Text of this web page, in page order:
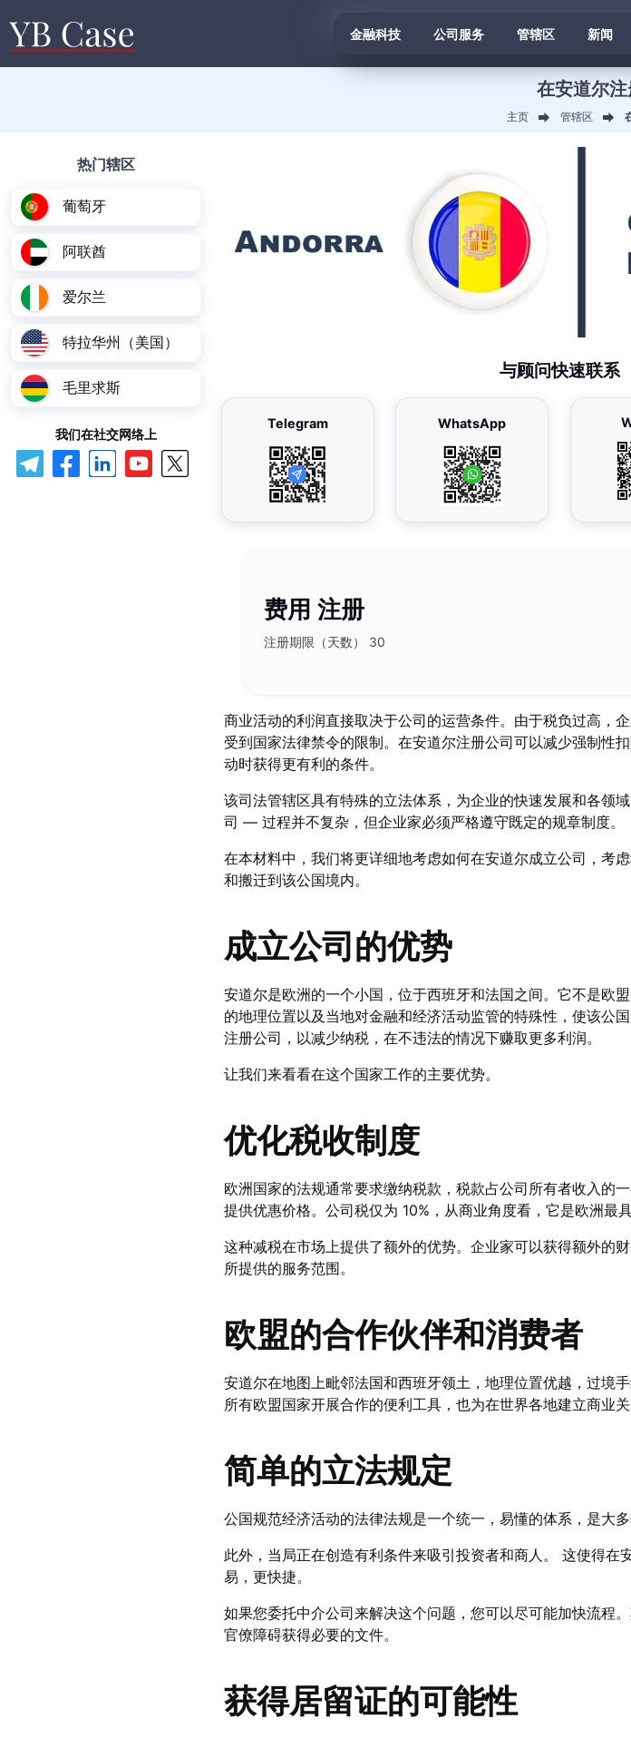
金融科技 公司服务 管辖区 新闻
在安道尔
主页 管辖区
热门辖区
葡萄牙
阿联酋
爱尔兰
特拉华州（美国）
毛里求斯
我们在社交网络上
与顾问快速联系
Telegram WhatsApp
费用 注册
注册期限（天数） 30
商业活动的利润直接取决于公司的运营条件。由于税负过高，
受到国家法律禁令的限制。在安道尔注册公司可以减少强制性
动时获得更有利的条件。
该司法管辖区具有特殊的立法体系，为企业的快速发展和各领
司 — 过程并不复杂，但企业家必须严格遵守既定的规章制度。
在本材料中，我们将更详细地考虑如何在安道尔成立公司，考
和搬迁到该公国境内。
成立公司的优势
安道尔是欧洲的一个小国，位于西班牙和法国之间。它不是欧
的地理位置以及当地对金融和经济活动监管的特殊性，使该公
注册公司，以减少纳税，在不违法的情况下赚取更多利润。
让我们来看看在这个国家工作的主要优势。
优化税收制度
欧洲国家的法规通常要求缴纳税款，税款占公司所有者收入的
提供优惠价格。公司税仅为 10%，从商业角度看，它是欧洲最
这种减税在市场上提供了额外的优势。企业家可以获得额外的
所提供的服务范围。
欧盟的合作伙伴和消费者
安道尔在地图上毗邻法国和西班牙领土，地理位置优越，过境
所有欧盟国家开展合作的便利工具，也为在世界各地建立商业关
简单的立法规定
公国规范经济活动的法律法规是一个统一，易懂的体系，是大多
此外，当局正在创造有利条件来吸引投资者和商人。 这使得在
易，更快捷。
如果您委托中介公司来解决这个问题，您可以尽可能加快流程
官僚障碍获得必要的文件。
获得居留证的可能性